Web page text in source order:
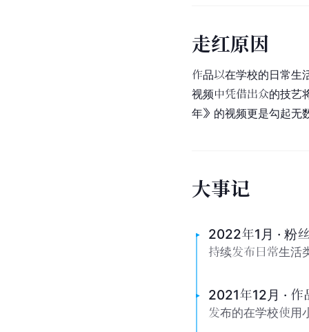
走红原因
作品以在学校的日常生
视频中凭借出众的技艺
年》的视频更是勾起无
大事记
2022年1月 · 粉
持续发布日常生活
2021年12月 · 作
发布的在学校使用